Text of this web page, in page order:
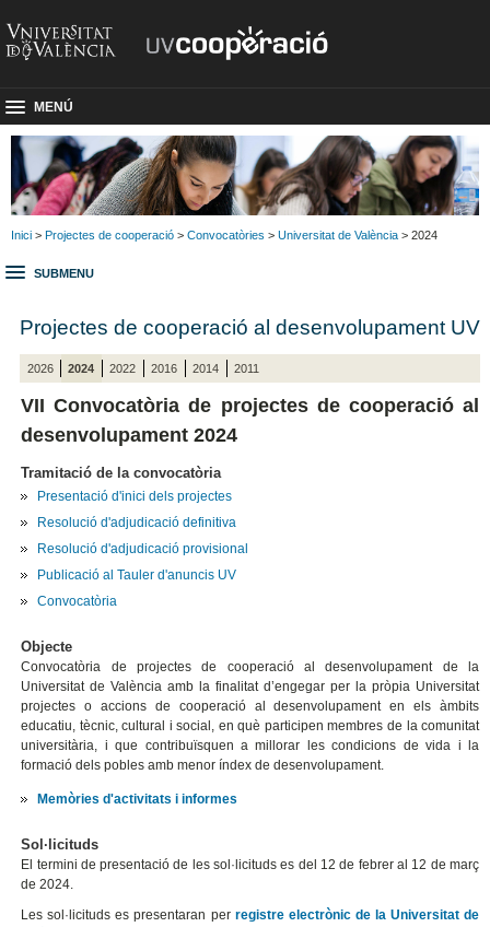
MENÚ
Inici > Projectes de cooperació > Convocatòries > Universitat de València > 2024
SUBMENU
Projectes de cooperació al desenvolupament UV
2026 2024 2022 2016 2014 2011
VII Convocatòria de projectes de cooperació al
desenvolupament 2024
Tramitació de la convocatòria
Presentació d'inici dels projectes
Resolució d'adjudicació definitiva
Resolució d'adjudicació provisional
Publicació al Tauler d'anuncis UV
Convocatòria
Objecte
Convocatòria de projectes de cooperació al desenvolupament de la
Universitat de València amb la finalitat d’engegar per la pròpia Universitat
projectes o accions de cooperació al desenvolupament en els àmbits
educatiu, tècnic, cultural i social, en què participen membres de la comunitat
universitària, i que contribuïsquen a millorar les condicions de vida i la
formació dels pobles amb menor índex de desenvolupament.
Memòries d'activitats i informes
Sol·licituds
El termini de presentació de les sol·licituds es del 12 de febrer al 12 de març
de 2024.
Les sol·licituds es presentaran per registre electrònic de la Universitat de